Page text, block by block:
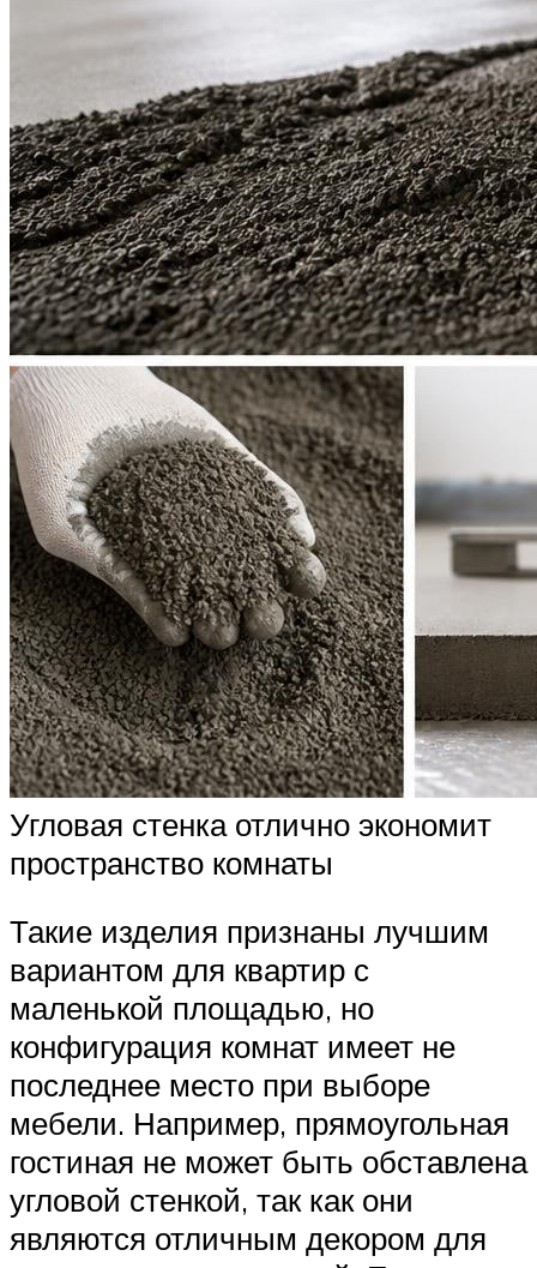
Угловая стенка отлично экономит
пространство комнаты
Такие изделия признаны лучшим
вариантом для квартир с
маленькой площадью, но
конфигурация комнат имеет не
последнее место при выборе
мебели. Например, прямоугольная
гостиная не может быть обставлена
угловой стенкой, так как они
являются отличным декором для